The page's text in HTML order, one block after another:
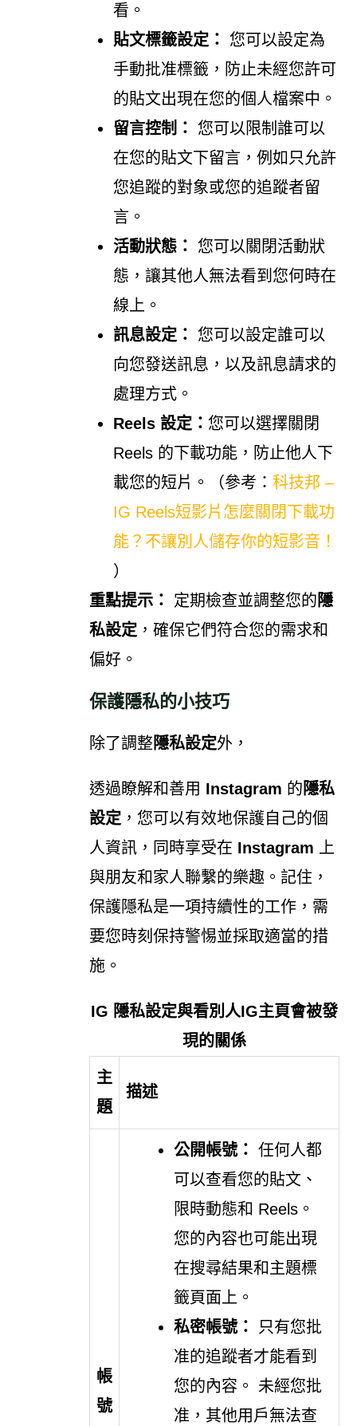
看。
貼文標籤設定：
您可以設定為
手動批准標籤，防止未經您許可
的貼文出現在您的個人檔案中。
留言控制：
您可以限制誰可以
在您的貼文下留言，例如只允許
您追蹤的對象或您的追蹤者留
言。
活動狀態：
您可以關閉活動狀
態，讓其他人無法看到您何時在
線上。
訊息設定：
您可以設定誰可以
向您發送訊息，以及訊息請求的
處理方式。
Reels 設定： 您可以選擇關閉
Reels 的下載功能，防止他人下
載您的短片。（參考： 科技邦 –
IG Reels短影片怎麼關閉下載功
能？不讓別人儲存你的短影音！
）
重點提示：
定期檢查並調整您的隱
私設定，確保它們符合您的需求和
偏好。
保護隱私的小技巧
除了調整隱私設定外，
透過瞭解和善用 Instagram 的隱私
設定，您可以有效地保護自己的個
人資訊，同時享受在 Instagram 上
與朋友和家人聯繫的樂趣。記住，
保護隱私是一項持續性的工作，需
要您時刻保持警惕並採取適當的措
施。
IG 隱私設定與看別人IG主頁會被發
現的關係
主
題
描述
帳
號
公開帳號： 任何人都
可以查看您的貼文、
限時動態和 Reels。
您的內容也可能出現
在搜尋結果和主題標
籤頁面上。
私密帳號：
只有您批
准的追蹤者才能看到
您的內容。 未經您批
准，其他用戶無法查